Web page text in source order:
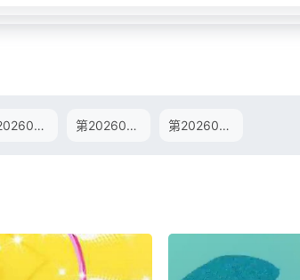
第20260203期 第20260210期 第20260217期